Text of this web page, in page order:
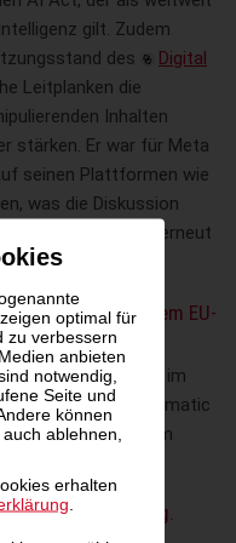
optimal für
zu verbessern
anbieten
notwendig,
Seite und
können
ablehnen,
erhalten
gilt. Zudem
des
Digital
Leitplanken die
Inhalten
stärken. Er war für Meta
seinen Plattformen wie
was die Diskussion
für ihre Inhalte erneut
der Ukraine und dem EU-
21. August 2025, im
des iab Programmatic
dem Publikum um
zur Verfügung.